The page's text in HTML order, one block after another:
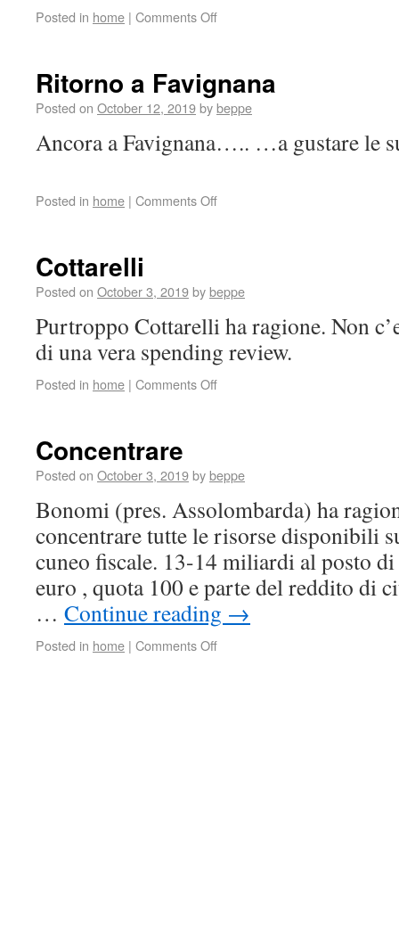
Posted in home | Comments Off
Ritorno a Favignana
Posted on October 12, 2019bybeppe
Ancora a Favignana….. …a gustare le
Posted in home | Comments Off
Cottarelli
Posted on October 3, 2019bybeppe
Purtroppo Cottarelli ha ragione. Non
di una vera spending review.
Posted in home | Comments Off
Concentrare
Posted on October 3, 2019bybeppe
Bonomi (pres. Assolombarda) ha
concentrare tutte le risorse disponibili
cuneo fiscale. 13-14 miliardi al posto di
euro , quota 100 e parte del reddito di
… Continue reading →
Posted in home | Comments Off